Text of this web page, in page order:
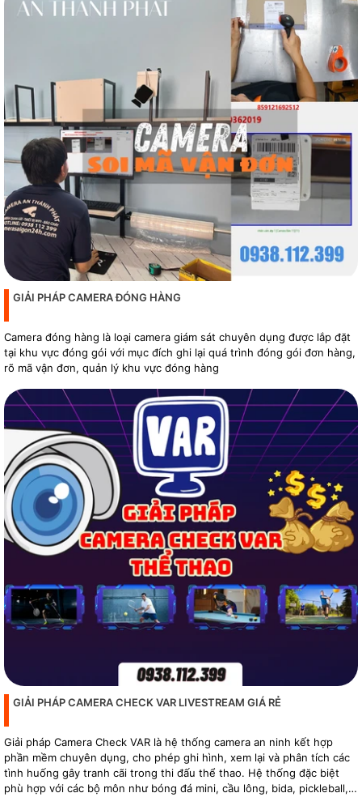
GIẢI PHÁP CAMERA ĐÓNG HÀNG
Camera đóng hàng là loại camera giám sát chuyên dụng được lắp đặt
tại khu vực đóng gói với mục đích ghi lại quá trình đóng gói đơn hàng,
rõ mã vận đơn, quản lý khu vực đóng hàng
GIẢI PHÁP CAMERA CHECK VAR LIVESTREAM GIÁ RẺ
Giải pháp Camera Check VAR là hệ thống camera an ninh kết hợp
phần mềm chuyên dụng, cho phép ghi hình, xem lại và phân tích các
tình huống gây tranh cãi trong thi đấu thể thao. Hệ thống đặc biệt
phù hợp với các bộ môn như bóng đá mini, cầu lông, bida, pickleball,